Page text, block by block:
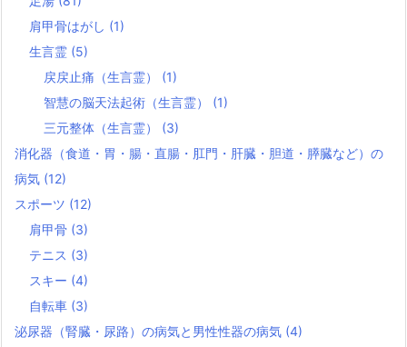
肩甲骨はがし (1)
生言霊 (5)
戻戻止痛（生言霊） (1)
智慧の脳天法起術（生言霊） (1)
三元整体（生言霊） (3)
消化器（食道・胃・腸・直腸・肛門・肝臓・胆道・膵臓など）の
病気 (12)
スポーツ (12)
肩甲骨 (3)
テニス (3)
スキー (4)
自転車 (3)
泌尿器（腎臓・尿路）の病気と男性性器の病気 (4)